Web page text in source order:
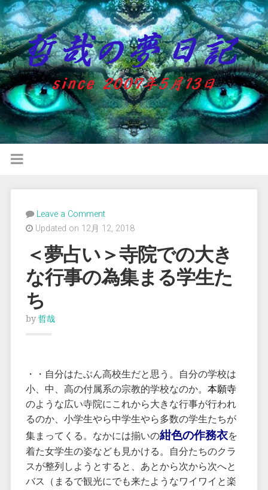
Leave a Comment
Updated on 12月 12, 2018
＜夢占い＞寺院での大き
な行事の為集まる学生た
ち
by 哲哉
・・自分はたぶん高校生だと思う。自分の学校は
小、中、高の付属系の宗教的学校なのか。 本願寺
のような広い寺院にこれから大きな行事が行われ
るのか、小学生やら中学生やら多数の学生たちが
集まってくる。なかには揃いの紺色の作務衣を
着た女学生の姿なども見かける。自分たちのクラ
スが整列しようとすると、あとから次から次へと
バス（まるで観光にでも来たようなワイワイと楽